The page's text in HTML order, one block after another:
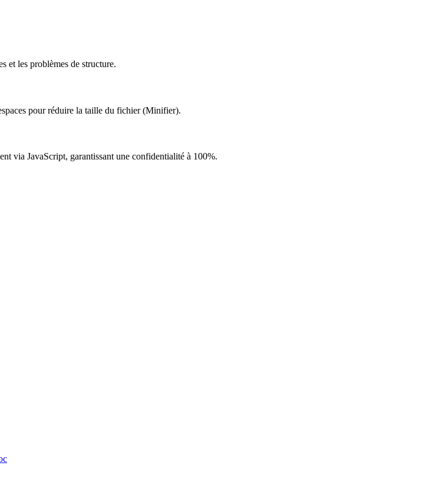
et les problèmes de structure.
pour réduire la taille du fichier (Minifier).
via JavaScript, garantissant une confidentialité à 100%.